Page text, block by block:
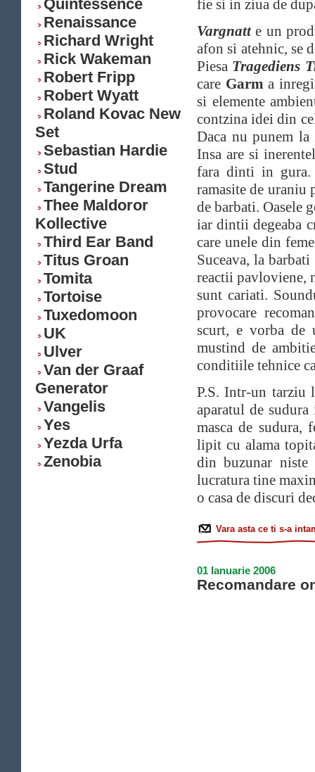
Quintessence
Renaissance
Richard Wright
Rick Wakeman
Robert Fripp
Robert Wyatt
Roland Kovac New
Set
Sebastian Hardie
Stud
Tangerine Dream
Thee Maldoror
Kollective
Third Ear Band
Titus Groan
Tomita
Tortoise
Tuxedomoon
UK
Ulver
Van der Graaf
Generator
Vangelis
Yes
Yezda Urfa
Zenobia
fie si in ziua de
Vargnatte un
afon si atehnic, se
Piesa Tragediens
care Garma
si elemente
contzina idei din
Daca nu punem
Insa are si
fara dinti in
ramasite de uraniu
de barbati. Oasele
iar dintii degeaba
care unele din
Suceava, la
reactii pavloviene,
sunt cariati.
provocare
scurt, e vorba de
mustind de
conditiile tehnice
P.S. Intr-un tarziu
aparatul de
masca de sudura,
lipit cu alama
din buzunar
lucratura tine
o casa de discuri
Vara asta ce ti s-a
01 Ianuarie 2006
Recomandare